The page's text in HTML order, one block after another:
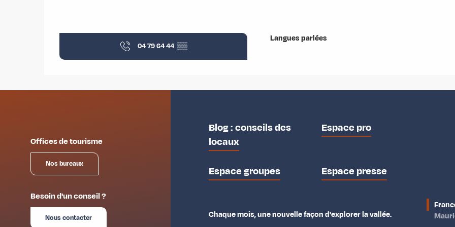
04 79 64 44 ▒▒
Langues parlées
Langues parlées
Offices de tourisme
Nos bureaux
Besoin d'un conseil ?
Nous contacter
Blog : conseils des
locaux
Espace pro
Espace groupes Espace presse
Chaque mois, une nouvelle façon d'explorer la vallée.